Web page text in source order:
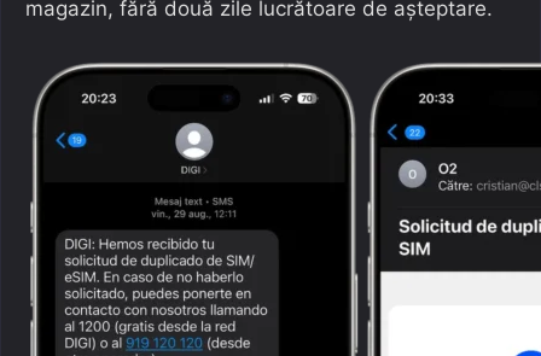
magazin, fără două zile lucrătoare de așteptare.